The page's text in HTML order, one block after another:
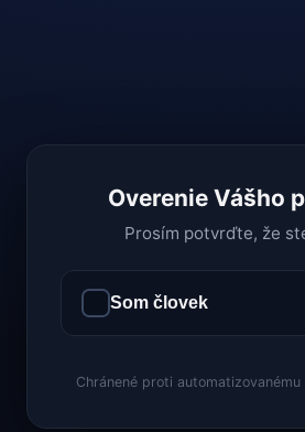
Overenie Vášho
Prosím potvrďte, že
Som človek
Chránené proti automatizovanému